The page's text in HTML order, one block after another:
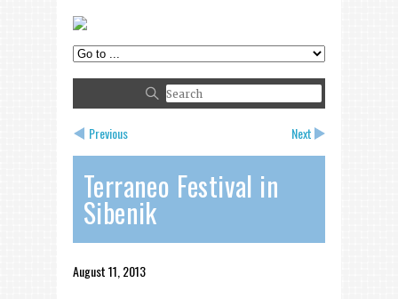
Previous Next
Terraneo Festival in
Sibenik
August 11, 2013